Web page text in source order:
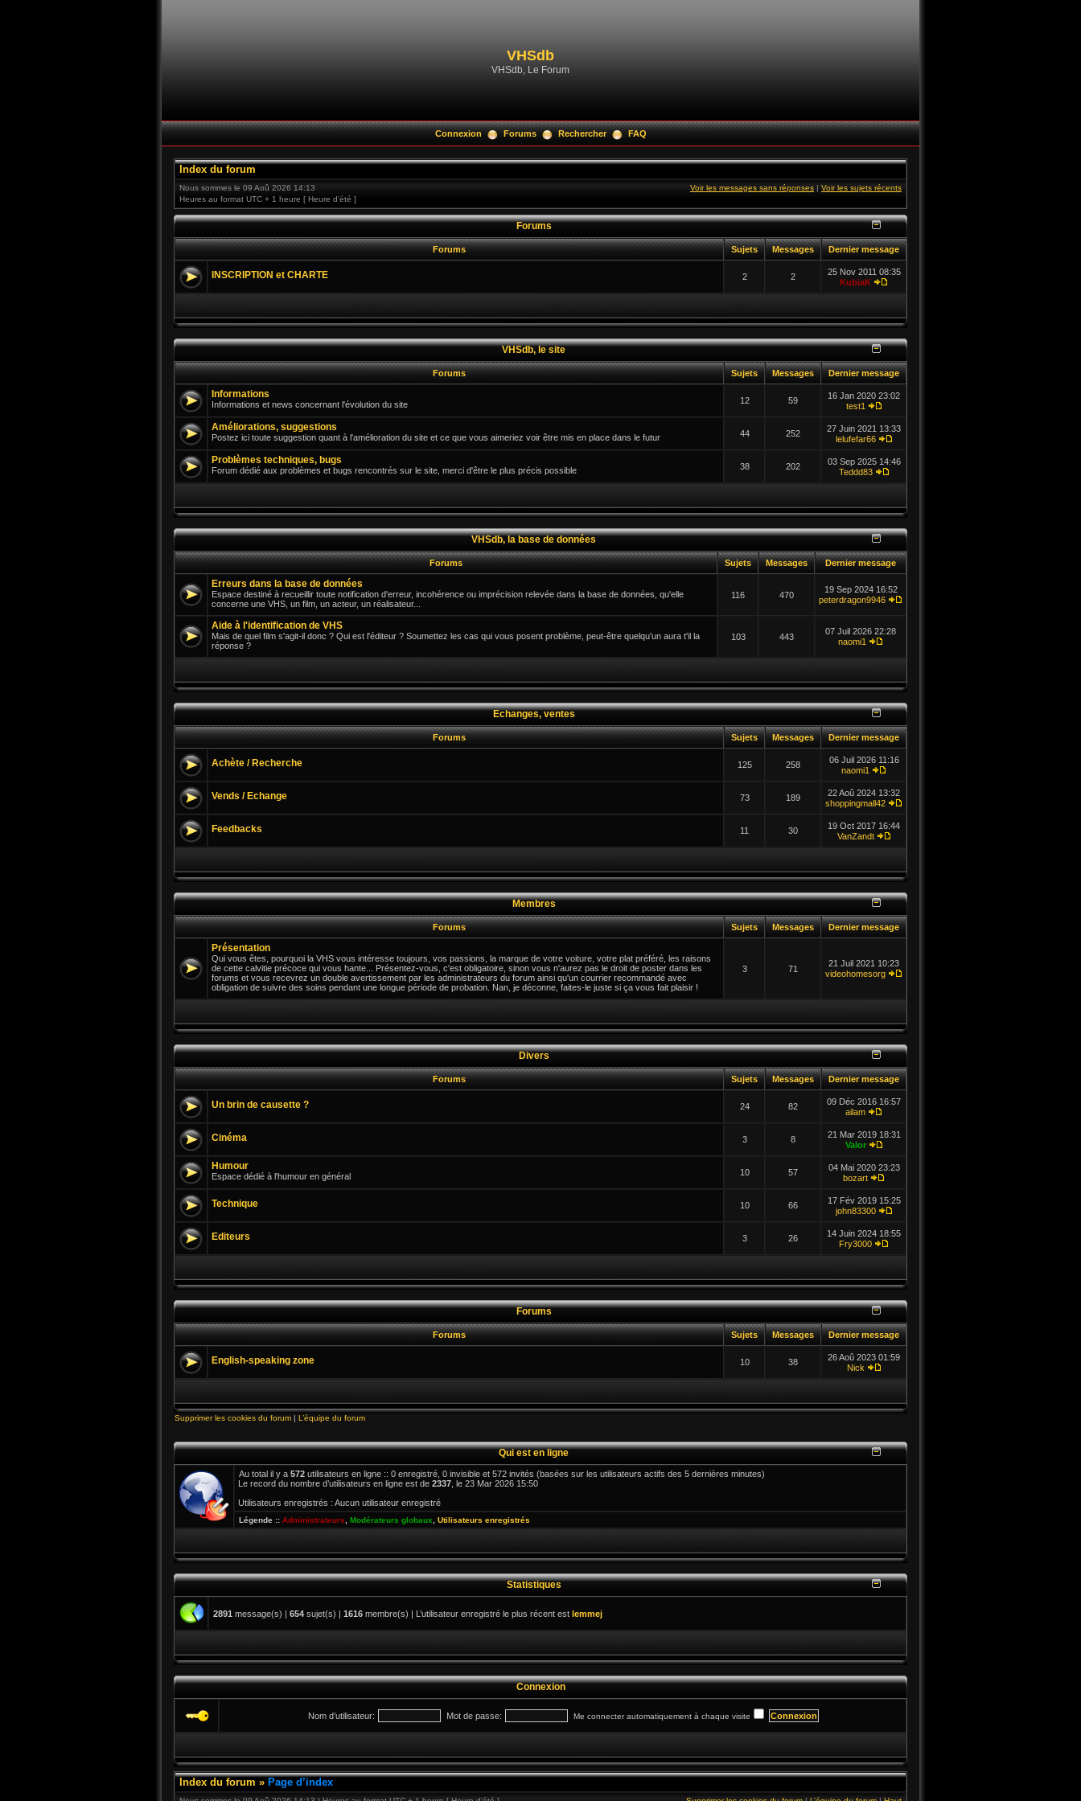
VHSdb
VHSdb, Le Forum
Connexion Forums Rechercher FAQ
Index du forum
Nous sommes le 09 Aoû 2026 14:13
Heures au format UTC + 1 heure [ Heure d’été ]
Voir les messages sans réponses | Voir les sujets récents
Forums
Forums Sujets Messages Dernier message
INSCRIPTION et CHARTE 2 2
25 Nov 2011 08:35
KubiaK
VHSdb, le site
Forums Sujets Messages Dernier message
Informations
Informations et news concernant l'évolution du site 12 59
16 Jan 2020 23:02
test1
Améliorations, suggestions
Postez ici toute suggestion quant à l'amélioration du site et ce que vous aimeriez voir être mis en place dans le futur 44 252
27 Juin 2021 13:33
lelufefar66
Problèmes techniques, bugs
Forum dédié aux problèmes et bugs rencontrés sur le site, merci d'être le plus précis possible 38 202
03 Sep 2025 14:46
Teddd83
VHSdb, la base de données
Forums Sujets Messages Dernier message
Erreurs dans la base de données
Espace destiné à recueillir toute notification d'erreur, incohérence ou imprécision relevée dans la base de données, qu'elle
concerne une VHS, un film, un acteur, un réalisateur...
116 470
19 Sep 2024 16:52
peterdragon9946
Aide à l'identification de VHS
Mais de quel film s'agit-il donc ? Qui est l'éditeur ? Soumettez les cas qui vous posent problème, peut-être quelqu'un aura t'il la
réponse ?
103 443
07 Juil 2026 22:28
naomi1
Echanges, ventes
Forums Sujets Messages Dernier message
Achète / Recherche 125 258
06 Juil 2026 11:16
naomi1
Vends / Echange 73 189
22 Aoû 2024 13:32
shoppingmall42
Feedbacks 11 30
19 Oct 2017 16:44
VanZandt
Membres
Forums Sujets Messages Dernier message
Présentation
Qui vous êtes, pourquoi la VHS vous intéresse toujours, vos passions, la marque de votre voiture, votre plat préféré, les raisons
de cette calvitie précoce qui vous hante... Présentez-vous, c'est obligatoire, sinon vous n'aurez pas le droit de poster dans les
forums et vous recevrez un double avertissement par les administrateurs du forum ainsi qu'un courrier recommandé avec
obligation de suivre des soins pendant une longue période de probation. Nan, je déconne, faites-le juste si ça vous fait plaisir !
3 71
21 Juil 2021 10:23
videohomesorg
Divers
Forums Sujets Messages Dernier message
Un brin de causette ? 24 82
09 Déc 2016 16:57
ailam
Cinéma 3 8
21 Mar 2019 18:31
Valor
Humour
Espace dédié à l'humour en général 10 57
04 Mai 2020 23:23
bozart
Technique 10 66
17 Fév 2019 15:25
john83300
Editeurs 3 26
14 Juin 2024 18:55
Fry3000
Forums
Forums Sujets Messages Dernier message
English-speaking zone 10 38
26 Aoû 2023 01:59
Nick
Supprimer les cookies du forum | L’équipe du forum
Qui est en ligne
Au total il y a 572 utilisateurs en ligne :: 0 enregistré, 0 invisible et 572 invités (basées sur les utilisateurs actifs des 5 dernières minutes)
Le record du nombre d’utilisateurs en ligne est de 2337 , le 23 Mar 2026 15:50
Utilisateurs enregistrés : Aucun utilisateur enregistré
Légende :: Administrateurs Modérateurs globaux Utilisateurs enregistrés
Statistiques
2891 message(s) | 654 sujet(s) | 1616 membre(s) | L’utilisateur enregistré le plus récent est lemmej
Connexion
Nom d’utilisateur: Mot de passe: Me connecter automatiquement à chaque visite
Index du forum » Page d’index